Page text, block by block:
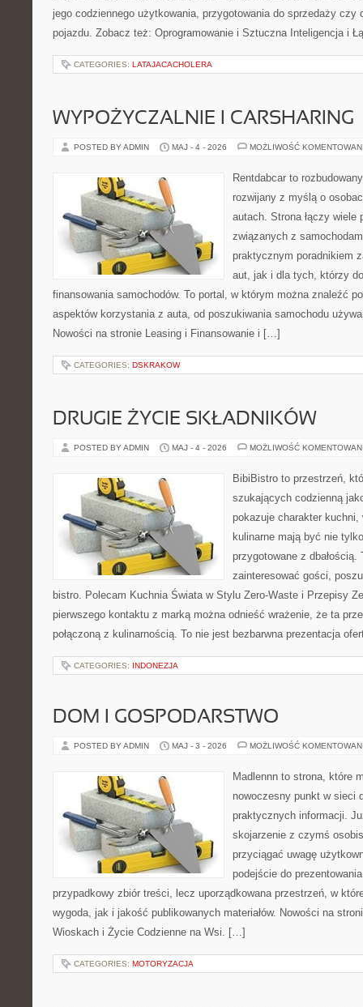
jego codziennego użytkowania, przygotowania do sprzedaży czy
pojazdu. Zobacz też: Oprogramowanie i Sztuczna Inteligencja i
CATEGORIES: LATAJACACHOLERA
WYPOŻYCZALNIE I CARSHARING
POSTED BY ADMIN MAJ - 4 - 2026 MOŻLIWOŚĆ
Rentdabcar to
rozwijany z myślą o
autach. Strona łączy wiele
związanych z
praktycznym poradnikiem
aut, jak i dla tych, którzy
finansowania samochodów. To portal, w którym można znaleźć
aspektów korzystania z auta, od poszukiwania samochodu
Nowości na stronie Leasing i Finansowanie i […]
CATEGORIES: DSKRAKOW
DRUGIE ŻYCIE SKŁADNIKÓW
POSTED BY ADMIN MAJ - 4 - 2026 MOŻLIWOŚĆ
BibiBistro to przestrzeń,
szukających codzienną
pokazuje charakter
kulinarne mają być nie
przygotowane z
zainteresować gości,
bistro. Polecam Kuchnia Świata w Stylu Zero-Waste i Przepisy
pierwszego kontaktu z marką można odnieść wrażenie, że ta
połączoną z kulinarnością. To nie jest bezbarwna prezentacja
CATEGORIES: INDONEZJA
DOM I GOSPODARSTWO
POSTED BY ADMIN MAJ - 3 - 2026 MOŻLIWOŚĆ
Madlennn to strona, które
nowoczesny punkt w sieci
praktycznych informacji.
skojarzenie z czymś
przyciągać uwagę
podejście do
przypadkowy zbiór treści, lecz uporządkowana przestrzeń, w
wygoda, jak i jakość publikowanych materiałów. Nowości na
Wioskach i Życie Codzienne na Wsi. […]
CATEGORIES: MOTORYZACJA